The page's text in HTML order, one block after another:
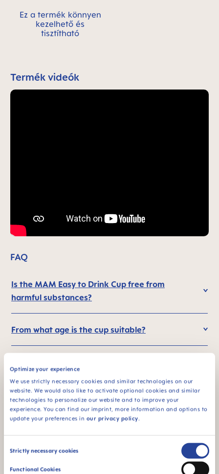
Optimize your experience
We use strictly necessary cookies and similar technologies on our
website. We would also like to activate optional cookies and similar
technologies to personalize our website and to improve your
experience. You can find our imprint, more information and options to
update your preferences in our privacy policy.
Consent
Strictly necessary cookies
Functional Cookies
Ez a termék könnyen
kezelhető és
tisztítható
Termék videók
FAQ
Is the MAM Easy to Drink Cup free from
harmful substances?
From what age is the cup suitable?
How do I introduce the MAM Easy to Drink
Cup to my baby? What if they can't use it?
How does the drinking mechanism work